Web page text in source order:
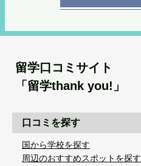
留学口コミサイト
「留学thank you!」
口コミを探す
国から学校を探す
周辺のおすすめスポットを探す